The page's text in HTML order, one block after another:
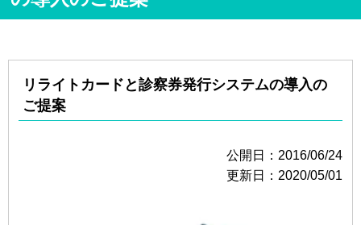
リライトカードと診察券発行システムの導入の
ご提案
公開日：2016/06/24
更新日：2020/05/01